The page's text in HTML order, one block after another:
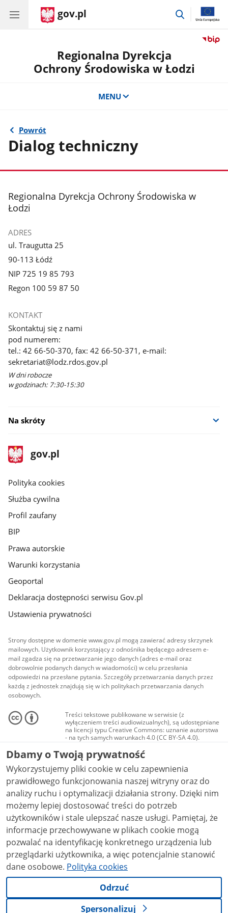
gov.pl
przejdź
Regionalna Dyrekcja
Ochrony Środowiska w Łodzi
MENU
Powrót
Dialog techniczny
stopka
Regionalna Dyrekcja Ochrony Środowiska w
Łodzi
ADRES
ul. Traugutta 25
90-113 Łódź
NIP 725 19 85 793
Regon 100 59 87 50
KONTAKT
Skontaktuj się z nami
pod numerem:
tel.: 42 66-50-370, fax: 42 66-50-371, e-mail:
sekretariat@lodz.rdos.gov.pl
W dni robocze
w godzinach: 7:30-15:30
Na skróty
stopka
gov.pl
Strona
gov.pl
gov.pl
Polityka cookies
Służba cywilna
Profil zaufany
BIP
Prawa autorskie
Warunki korzystania
Geoportal
Deklaracja dostępności serwisu Gov.pl
Ustawienia prywatności
Strony dostępne w domenie www.gov.pl mogą zawierać adresy skrzynek
mailowych. Użytkownik korzystający z odnośnika będącego adresem e-
mail zgadza się na przetwarzanie jego danych (adres e-mail oraz
dobrowolnie podanych danych w wiadomości) w celu przesłania
odpowiedzi na przesłane pytania. Szczegóły przetwarzania danych przez
każdą z jednostek znajdują się w ich politykach przetwarzania danych
osobowych.
Treści tekstowe publikowane w serwisie (z
wyłączeniem treści audiowizualnych), są udostępniane
na licencji typu Creative Commons: uznanie autorstwa
- na tych samych warunkach 4.0 (CC BY-SA 4.0).
Materiały audiowizualne, w tym zdjęcia, materiały
audio i wideo, są udostępniane na licencji typu
Creative Commons: uznanie autorstwa użycie
niekomercyjne - bez utworów zależnych 4.0 (CC BY-
NC-ND 4.0), o ile nie jest to stwierdzone inaczej.
Dbamy o Twoją prywatność
Wykorzystujemy pliki cookie w celu zapewnienia
prawidłowego funkcjonowania naszej witryny oraz do
analizy ruchu i optymalizacji działania strony. Dzięki nim
możemy lepiej dostosować treści do potrzeb
użytkowników i stale ulepszać nasze usługi. Pamiętaj, że
informacje przechowywane w plikach cookie mogą
pozwalać na identyfikację konkretnego urządzenia lub
przeglądarki użytkownika, a więc potencjalnie stanowić
dane osobowe. Polityka cookies
Odrzuć
Spersonalizuj